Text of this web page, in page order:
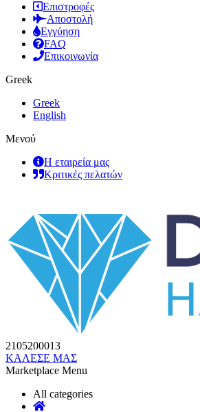
Επιστροφές
Αποστολή
Εγγύηση
FAQ
Επικοινωνία
Greek
Greek
English
Μενού
Η εταιρεία μας
Κριτικές πελατών
2105200013
ΚΑΛΕΣΕ ΜΑΣ
Marketplace Menu
All categories